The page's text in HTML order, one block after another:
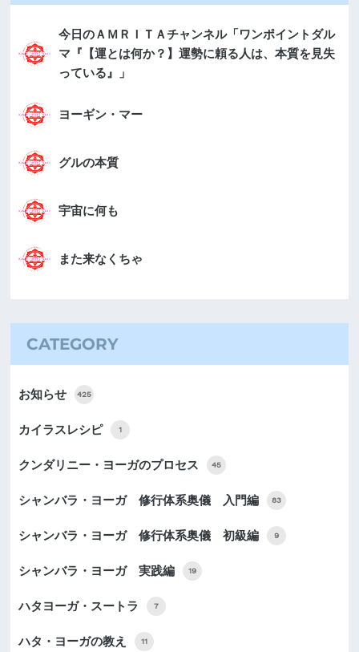
今日のＡＭＲＩＴＡチャンネル「ワンポイントダル
マ『【運とは何か？】運勢に頼る人は、本質を見失
っている』」
ヨーギン・マー
グルの本質
宇宙に何も
また来なくちゃ
CATEGORY
お知らせ 425
カイラスレシピ 1
クンダリニー・ヨーガのプロセス 45
シャンバラ・ヨーガ 修行体系奥儀 入門編 83
シャンバラ・ヨーガ 修行体系奥儀 初級編 9
シャンバラ・ヨーガ 実践編 19
ハタヨーガ・スートラ 7
ハタ・ヨーガの教え 11